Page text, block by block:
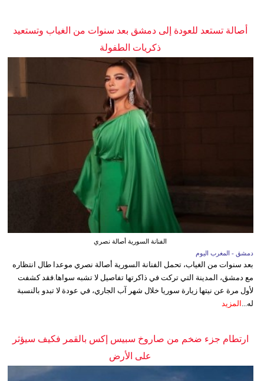
أصالة تستعد للعودة إلى دمشق بعد سنوات من الغياب وتستعيد
ذكريات الطفولة
الفنانة السورية أصالة نصري
دمشق - المغرب اليوم
بعد سنوات من الغياب، تحمل الفنانة السورية أصالة نصري موعدا طال انتظاره
مع دمشق، المدينة التي تركت في ذاكرتها تفاصيل لا تشبه سواها.فقد كشفت
لأول مرة عن نيتها زيارة سوريا خلال شهر آب الجاري، في عودة لا تبدو بالنسبة
له... المزيد
ارتطام جزء ضخم من صاروخ سبيس إكس بالقمر فكيف سيؤثر
على الأرض